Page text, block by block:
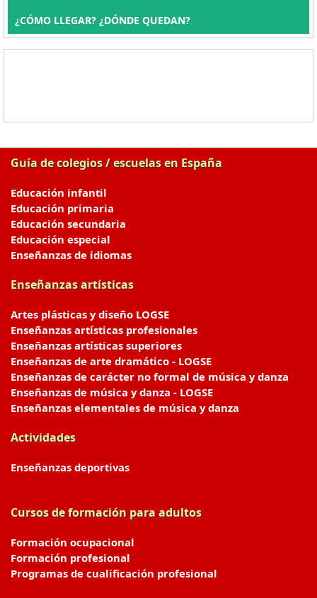
¿CÓMO LLEGAR? ¿DÓNDE QUEDAN?
Guía de colegios / escuelas en España
Educación infantil
Educación primaria
Educación secundaria
Educación especial
Enseñanzas de idiomas
Enseñanzas artísticas
Artes plásticas y diseño LOGSE
Enseñanzas artísticas profesionales
Enseñanzas artísticas superiores
Enseñanzas de arte dramático - LOGSE
Enseñanzas de carácter no formal de música y danza
Enseñanzas de música y danza - LOGSE
Enseñanzas elementales de música y danza
Actividades
Enseñanzas deportivas
Cursos de formación para adultos
Formación ocupacional
Formación profesional
Programas de cualificación profesional